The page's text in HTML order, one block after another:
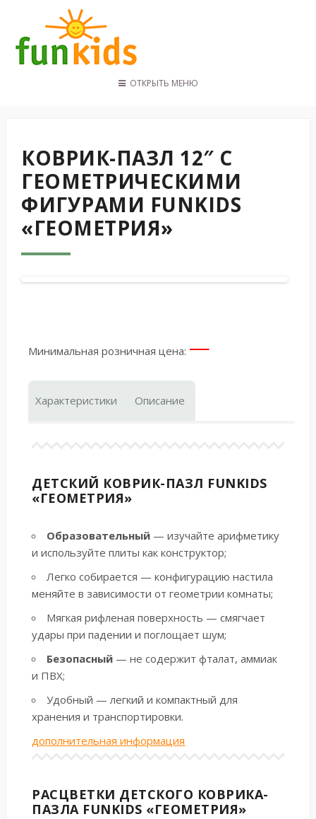
КОНТАКТЫ
ОТКРЫТЬ МЕНЮ
КОВРИК-ПАЗЛ 12″ С
ГЕОМЕТРИЧЕСКИМИ
ФИГУРАМИ FUNKIDS
«ГЕОМЕТРИЯ»
Минимальная розничная цена: —
Характеристики Описание
ДЕТСКИЙ КОВРИК-ПАЗЛ FUNKIDS
«ГЕОМЕТРИЯ»
Образовательный — изучайте арифметику
и используйте плиты как конструктор;
Легко собирается — конфигурацию настила
меняйте в зависимости от геометрии комнаты;
Мягкая рифленая поверхность — смягчает
удары при падении и поглощает шум;
Безопасный — не содержит фталат, аммиак
и ПВХ;
Удобный — легкий и компактный для
хранения и транспортировки.
дополнительная информация
РАСЦВЕТКИ ДЕТСКОГО КОВРИКА-
ПАЗЛА FUNKIDS «ГЕОМЕТРИЯ»